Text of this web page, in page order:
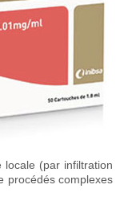
locale (par infiltration
procédés complexes